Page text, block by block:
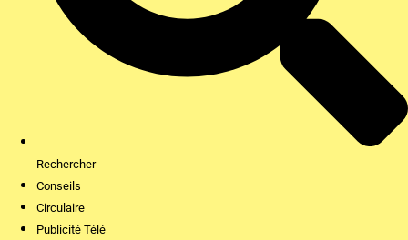
Rechercher
Conseils
Circulaire
Publicité Télé